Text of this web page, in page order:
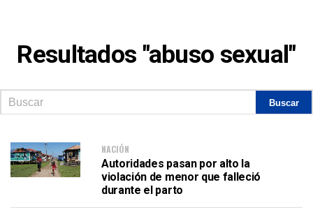
Resultados "abuso sexual"
NACIÓN
Autoridades pasan por alto la
violación de menor que falleció
durante el parto